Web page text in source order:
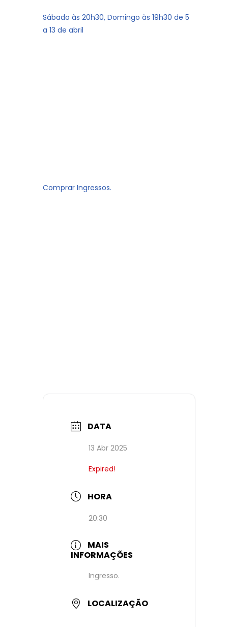
Sábado às 20h30, Domingo às 19h30 de 5
a 13 de abril
Comprar Ingressos.
DATA
13 Abr 2025
Expired!
HORA
20:30
MAIS
INFORMAÇÕES
Ingresso.
LOCALIZAÇÃO